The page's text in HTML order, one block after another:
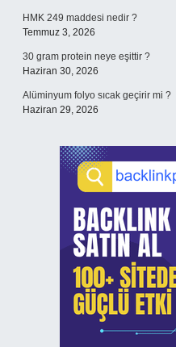
HMK 249 maddesi nedir ?
Temmuz 3, 2026
30 gram protein neye eşittir ?
Haziran 30, 2026
Alüminyum folyo sıcak geçirir mi ?
Haziran 29, 2026